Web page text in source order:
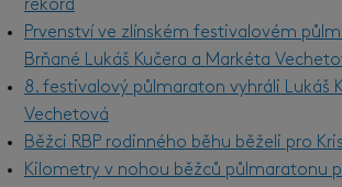
rekord
Prvenství ve zlínském festivalovém
Brňané Lukáš Kučera a Markéta
8. festivalový půlmaraton vyhráli Lukáš
Vechetová
Běžci RBP rodinného běhu běželi pro
Kilometry v nohou běžců půlmaratonu